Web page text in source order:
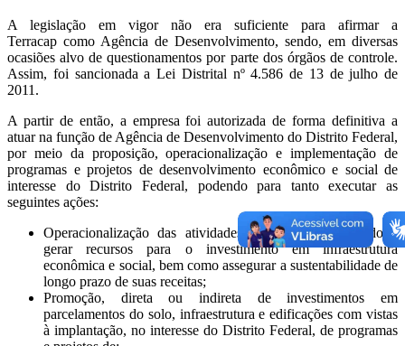
A legislação em vigor não era suficiente para afirmar a
Terracap como Agência de Desenvolvimento, sendo, em diversas
ocasiões alvo de questionamentos por parte dos órgãos de controle.
Assim, foi sancionada a Lei Distrital nº 4.586 de 13 de julho de
2011.
A partir de então, a empresa foi autorizada de forma definitiva a
atuar na função de Agência de Desenvolvimento do Distrito Federal,
por meio da proposição, operacionalização e implementação de
programas e projetos de desenvolvimento econômico e social de
interesse do Distrito Federal, podendo para tanto executar as
seguintes ações:
Operacionalização das atividades imobiliárias, de modo a
gerar recursos para o investimento em infraestrutura
econômica e social, bem como assegurar a sustentabilidade de
longo prazo de suas receitas;
Promoção, direta ou indireta de investimentos em
parcelamentos do solo, infraestrutura e edificações com vistas
à implantação, no interesse do Distrito Federal, de programas